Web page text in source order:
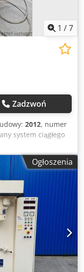
1 /7
Zadzwoń
2012, numer
system ciągłego
z
mieszalnikiem
ze
seryjny
Ulsx Aivsck
Ogłoszenia